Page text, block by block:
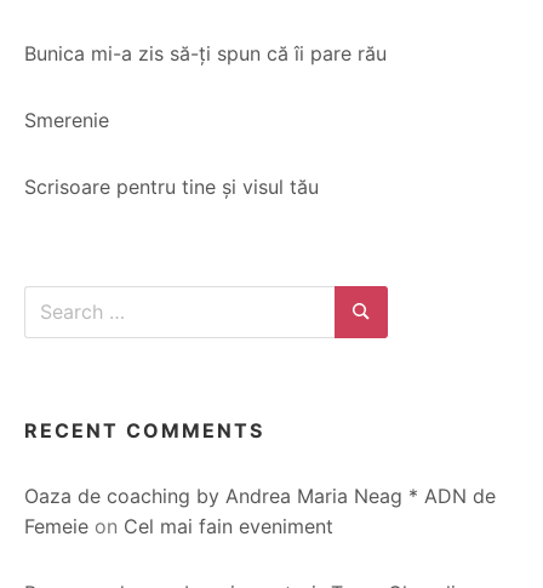
Bunica mi-a zis să-ți spun că îi pare rău
Smerenie
Scrisoare pentru tine și visul tău
Search
Search
RECENT COMMENTS
Oaza de coaching by Andrea Maria Neag * ADN de
Femeie on Cel mai fain eveniment